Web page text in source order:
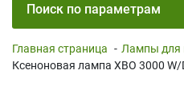
Поиск по параметрам
Главная страница - Лампы для
Ксеноновая лампа XBO 3000 W/